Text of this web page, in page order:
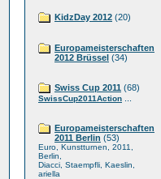
KidzDay 2012 (20)
Europameisterschaften
2012 Brüssel (34)
Swiss Cup 2011 (68)
SwissCup2011Action
Europameisterschaften
2011 Berlin (53)
Euro, Kunstturnen, 2011,
Berlin,
Diacci, Staempfli, Kaeslin,
ariella